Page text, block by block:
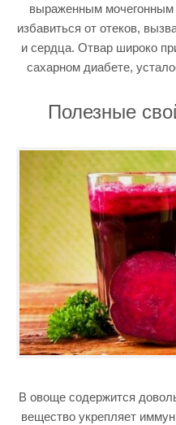
выраженным
избавиться от отеков,
и сердца. Отвар широко
сахарном диабете,
Полезные
В овоще содержится
вещество укрепляет